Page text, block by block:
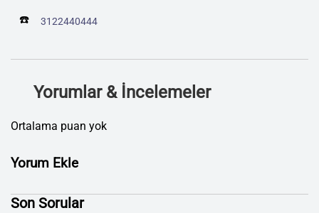
☎️ 3122440444
Yorumlar & İncelemeler
Ortalama puan yok
Yorum Ekle
Son Sorular